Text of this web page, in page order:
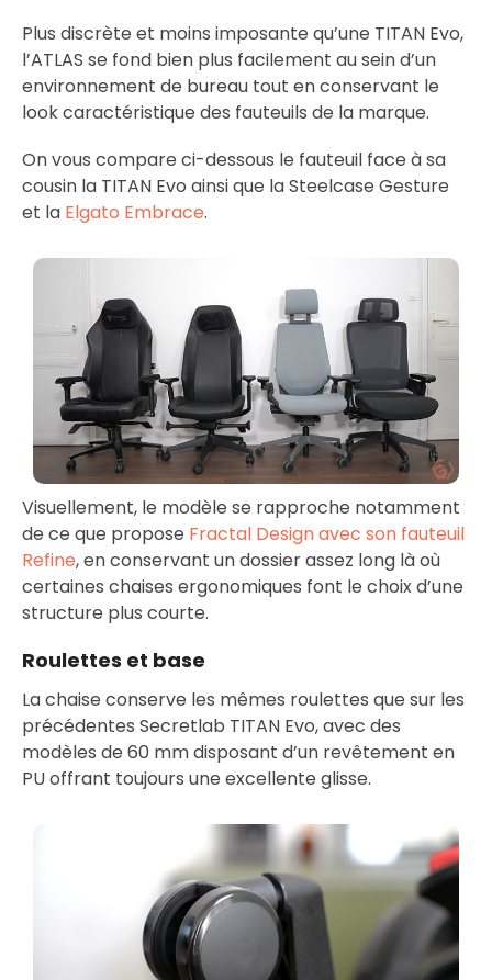
Plus discrète et moins imposante qu’une TITAN Evo,
l’ATLAS se fond bien plus facilement au sein d’un
environnement de bureau tout en conservant le
look caractéristique des fauteuils de la marque.
On vous compare ci-dessous le fauteuil face à sa
cousin la TITAN Evo ainsi que la Steelcase Gesture
et la Elgato Embrace.
Visuellement, le modèle se rapproche notamment
de ce que propose Fractal Design avec son fauteuil
Refine, en conservant un dossier assez long là où
certaines chaises ergonomiques font le choix d’une
structure plus courte.
Roulettes et base
La chaise conserve les mêmes roulettes que sur les
précédentes Secretlab TITAN Evo, avec des
modèles de 60 mm disposant d’un revêtement en
PU offrant toujours une excellente glisse.